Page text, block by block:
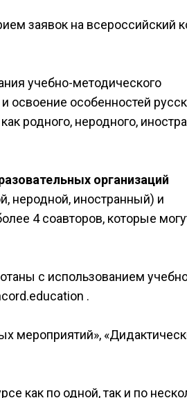
заявок на всероссийский
учебно-методического
освоение особенностей
родного, неродного,
организаций
неродной, иностранный) и
4 соавторов, которые
с использованием
.
мероприятий»,
как по одной, так и по